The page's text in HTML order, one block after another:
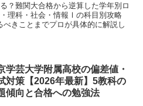
？難関大合格から逆算した学年別ロ
理科・社会・情報Ⅰの科目別攻略
きことまでプロが具体的に解説し
学芸大学附属高校の偏差値・
対策【2026年最新】5教科の
傾向と合格への勉強法